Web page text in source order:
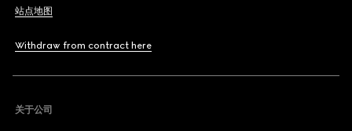
站点地图
Withdraw from contract here
关于公司